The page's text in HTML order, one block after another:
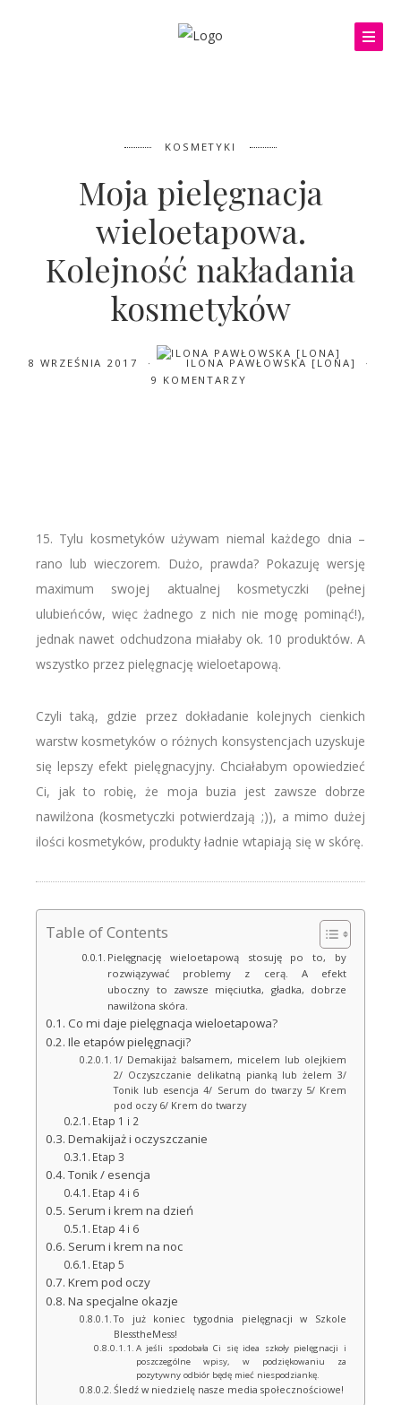
KOSMETYKI
Moja pielęgnacja
wieloetapowa.
Kolejność nakładania
kosmetyków
8 WRZEŚNIA 2017
ILONA PAWŁOWSKA [LONA]
9 KOMENTARZY
15. Tylu kosmetyków używam niemal każdego dnia –
rano lub wieczorem. Dużo, prawda? Pokazuję wersję
maximum swojej aktualnej kosmetyczki (pełnej
ulubieńców, więc żadnego z nich nie mogę pominąć!),
jednak nawet odchudzona miałaby ok. 10 produktów. A
wszystko przez pielęgnację wieloetapową.
Czyli taką, gdzie przez dokładanie kolejnych cienkich
warstw kosmetyków o różnych konsystencjach uzyskuje
się lepszy efekt pielęgnacyjny. Chciałabym opowiedzieć
Ci, jak to robię, że moja buzia jest zawsze dobrze
nawilżona (kosmetyczki potwierdzają ;)), a mimo dużej
ilości kosmetyków, produkty ładnie wtapiają się w skórę.
Table of Contents
Pielęgnację wieloetapową stosuję po to, by
rozwiązywać problemy z cerą. A efekt
uboczny to zawsze mięciutka, gładka, dobrze
nawilżona skóra.
Co mi daje pielęgnacja wieloetapowa?
Ile etapów pielęgnacji?
1/ Demakijaż balsamem, micelem lub olejkiem
2/ Oczyszczanie delikatną pianką lub żelem 3/
Tonik lub esencja 4/ Serum do twarzy 5/ Krem
pod oczy 6/ Krem do twarzy
Etap 1 i 2
Demakijaż i oczyszczanie
Etap 3
Tonik / esencja
Etap 4 i 6
Serum i krem na dzień
Etap 4 i 6
Serum i krem na noc
Etap 5
Krem pod oczy
Na specjalne okazje
To już koniec tygodnia pielęgnacji w Szkole
BlesstheMess!
A jeśli spodobała Ci się idea szkoły pielęgnacji i
poszczególne wpisy, w podziękowaniu za
pozytywny odbiór będę mieć niespodziankę.
Śledź w niedzielę nasze media społecznościowe!